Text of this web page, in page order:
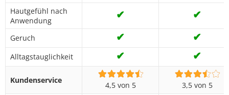
Hautgefühl nach
Anwendung
✔ ✔
Geruch ✔ ✔
Alltagstauglichkeit ✔ ✔
Kundenservice
4,5 von 5
3,5 von 5